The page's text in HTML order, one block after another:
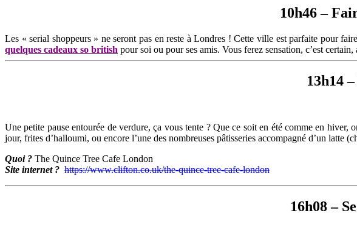
10h46 –
Les « serial shoppeurs » ne seront pas en reste à Londres ! Cette ville est parfaite pour
quelques cadeaux so british pour soi ou pour ses amis. Vous ferez sensation, c’est
13h14
Une petite pause entourée de verdure, ça vous tente ? Que ce soit en été comme en
jour, frites d’halloumi, ou encore l’une des nombreuses pâtisseries accompagné d’un latte
Quoi ? The Quince Tree Cafe London
Site internet ? https://www.clifton.co.uk/the-quince-tree-cafe-london
16h08 –